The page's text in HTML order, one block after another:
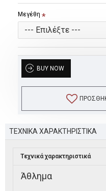
Μεγέθη
BUY NOW
ΤΕΧΝΙΚΑ ΧΑΡΑΚΤΗΡΙΣΤΙΚΑ
Τεχνικά χαρακτηριστικά
Άθλημα